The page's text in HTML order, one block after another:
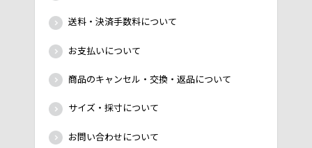
送料・決済手数料について
お支払いについて
商品のキャンセル・交換・返品について
サイズ・採寸について
お問い合わせについて